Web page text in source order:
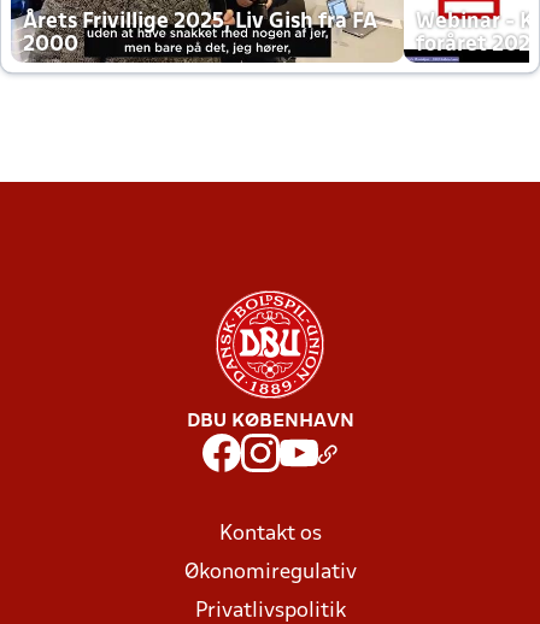
Årets Frivillige 2025, Liv Gish fra FA
2000
Webinar -
foråret
DBU KØBENHAVN
Kontakt os
Økonomiregulativ
Privatlivspolitik